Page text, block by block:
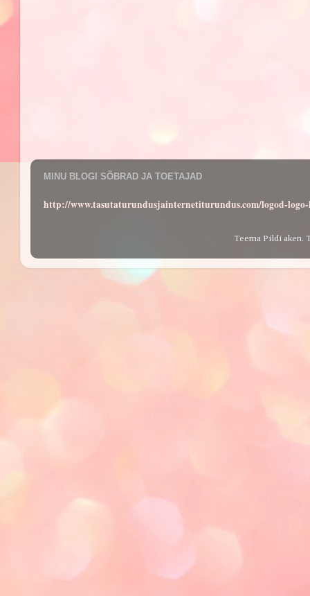
MINU BLOGI SÕBRAD JA TOETAJAD
http://www.tasutaturundusjainternetiturundus.com/logod-
Teema Pildi aken.